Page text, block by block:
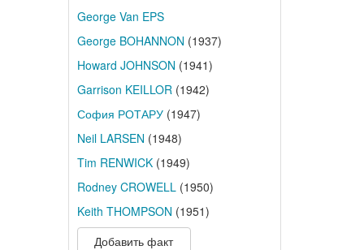
George Van EPS
George BOHANNON (1937)
Howard JOHNSON (1941)
Garrison KEILLOR(1942)
София РОТАРУ(1947)
Neil LARSEN (1948)
Tim RENWICK(1949)
Rodney CROWELL(1950)
Keith THOMPSON (1951)
Добавить факт